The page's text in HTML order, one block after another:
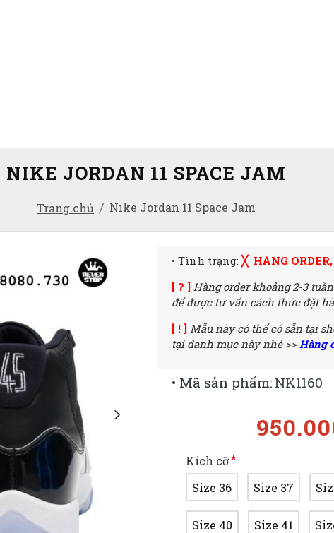
Trang chủ Nike Jordan 11 Space Jam
NIKE JORDAN 11 SPACE JAM
• Mã sản phẩm: NK1160
Kích cỡ
Size 36
Size 37
Size 40 Size 41
• Tình trạng:╳ HÀNG
[ ? ] Hàng order khoảng 2-3
để được tư vấn cách thức đặt
[ ! ] Mẫu này có thể có sẵn tại
tại danh mục này nhé >>Hàng